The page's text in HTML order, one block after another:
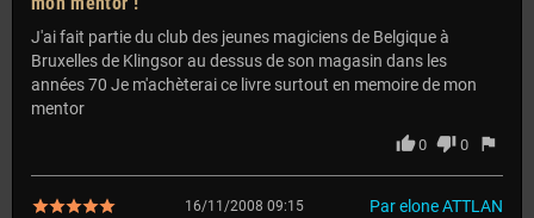
J'ai fait partie du club des jeunes magiciens de Belgique à
Bruxelles de Klingsor au dessus de son magasin dans les
années 70 Je m'achèterai ce livre surtout en memoire de mon
mentor
thumb_up0 thumb_down 0 flag
16/11/2008 09:15 Par elone ATTLAN